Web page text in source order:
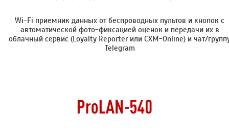
Wi-Fi приемник данных от беспроводных пультов и кнопок с
автоматической фото-фиксацией оценок и передачи их в
облачный сервис (Loyalty Reporter или CXM-Online) и чат/
Telegram